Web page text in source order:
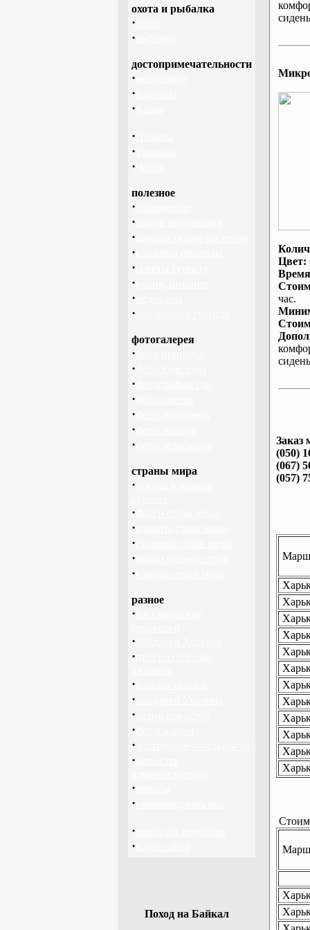
охота и рыбалка
·
·
достопримечательности
·
·
·
·
·
·
полезное
·
·
·
·
·
·
·
·
фотогалерея
·
·
·
·
·
·
·
страны мира
·
·
·
·
·
·
разное
·
·
·
·
·
·
·
·
·
·
·
·
·
Поход на Байкал
Цвет:
час.
Заказ
(050)
(067)
(057)